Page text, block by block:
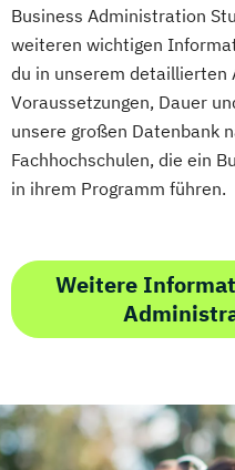
Business Administration
weiteren wichtigen
du in unserem
Voraussetzungen, Dauer
unsere großen Datenbank
Fachhochschulen, die ein
in ihrem Programm führen.
Weitere